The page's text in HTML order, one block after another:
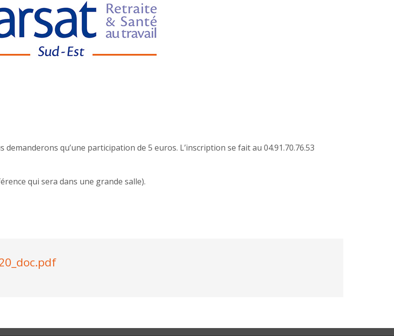
qu’une participation de 5 euros. L’inscription se fait au 04.91.70.76.53
qui sera dans une grande salle).